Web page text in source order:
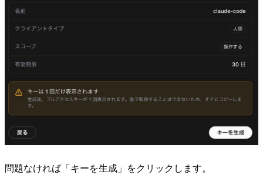
問題なければ「キーを生成」をクリックします。